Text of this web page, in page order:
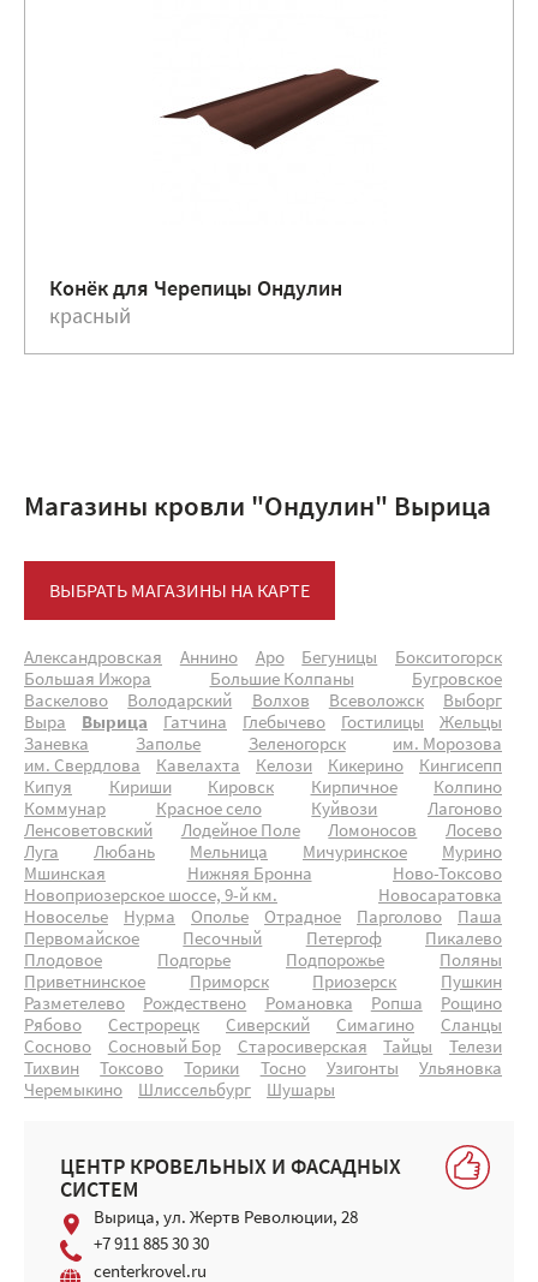
Конёк для Черепицы Ондулин
красный
Магазины кровли "Ондулин" Вырица
ВЫБРАТЬ МАГАЗИНЫ НА КАРТЕ
Александровская Аннино Аро Бегуницы
Бокситогорск
Большая Ижора
Большие Колпаны
Бугровское
Васкелово
Володарский Волхов Всеволожск
Выборг
Выра
Вырица Гатчина Глебычево Гостилицы
Жельцы
Заневка
Заполье Зеленогорск
им. Морозова
им. Свердлова
Кавелахта Келози Кикерино
Кингисепп
Кипуя
Кириши Кировск Кирпичное
Колпино
Коммунар
Красное село Куйвози
Лагоново
Ленсоветовский
Лодейное Поле Ломоносов
Лосево
Луга
Любань Мельница Мичуринское
Мурино
Мшинская
Нижняя Бронна
Ново-Токсово
Новоприозерское шоссе, 9-й км.
Новосаратовка
Новоселье
Нурма Ополье Отрадное Парголово
Паша
Первомайское
Песочный Петергоф
Пикалево
Плодовое
Подгорье Подпорожье
Поляны
Приветнинское
Приморск Приозерск
Пушкин
Разметелево
Рождествено Романовка Ропша
Рощино
Рябово
Сестрорецк Сиверский Симагино
Сланцы
Сосново
Сосновый Бор Старосиверская Тайцы
Телези
Тихвин
Токсово Торики Тосно Узигонты
Ульяновка
Черемыкино
Шлиссельбург Шушары
ЦЕНТР КРОВЕЛЬНЫХ И ФАСАДНЫХ
СИСТЕМ
Вырица, ул. Жертв Революции, 28
+7 911 885 30 30
centerkrovel.ru